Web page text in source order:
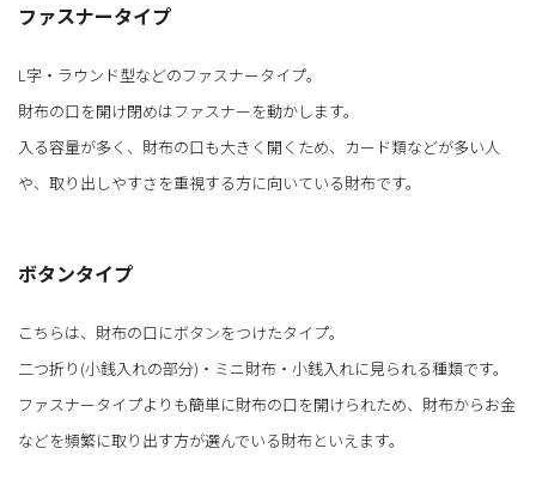
ファスナータイプ
L字・ラウンド型などのファスナータイプ。
財布の口を開け閉めはファスナーを動かします。
入る容量が多く、財布の口も大きく開くため、カード類などが多い人
や、取り出しやすさを重視する方に向いている財布です。
ボタンタイプ
こちらは、財布の口にボタンをつけたタイプ。
二つ折り(小銭入れの部分)・ミニ財布・小銭入れに見られる種類です。
ファスナータイプよりも簡単に財布の口を開けられため、財布からお金
などを頻繁に取り出す方が選んでいる財布といえます。